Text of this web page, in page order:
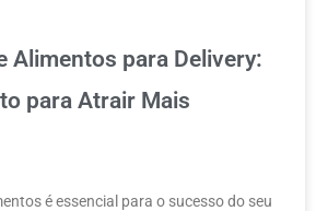
Alimentos para Delivery:
para Atrair Mais
é essencial para o sucesso do seu